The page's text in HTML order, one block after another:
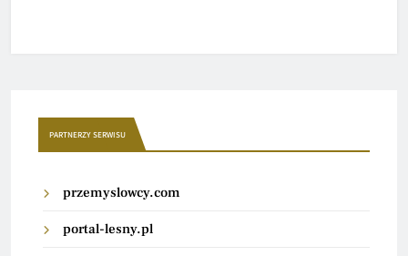
PARTNERZY SERWISU
przemyslowcy.com
portal-lesny.pl